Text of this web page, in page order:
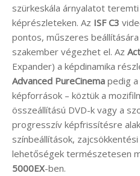
szürkeskála árnyalatot
képrészleteken. Az ISF C3
pontos, műszeres
szakember végezhet el. Az
Expander) a képdinamika
Advanced PureCinema pedig
képforrások – köztük a
összeállítású DVD-k vagy a
progresszív képfrissítésre
színbeállítások,
lehetőségek természetesen
5000EX-ben.